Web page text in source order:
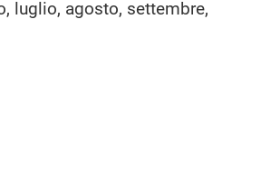
luglio, agosto, settembre,